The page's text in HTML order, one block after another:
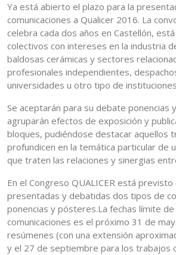
Ya está abierto el plazo para la
comunicaciones a Qualicer 2016. La
celebra cada dos años en Castellón,
colectivos con intereses en la industria
baldosas cerámicas y sectores
profesionales independientes,
universidades u otro tipo de
Se aceptarán para su debate ponencias
agruparán efectos de exposición y
bloques, pudiéndose destacar aquellos
profundicen en la temática particular de
que traten las relaciones y sinergias
En el Congreso QUALICER está previsto
presentadas y debatidas dos tipos de
ponencias y pósteres.La fechas límite
comunicaciones es el próximo 31 de
resúmenes (con una extensión
y el 27 de septiembre para los trabajos